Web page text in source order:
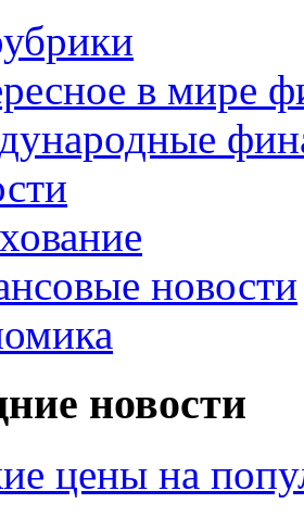
в мире
новости
новости
цены на